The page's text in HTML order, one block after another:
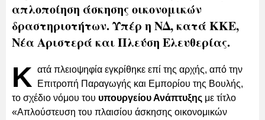
απλοποίηση άσκησης οικονομικών
δραστηριοτήτων. Υπέρ η ΝΔ, κατά ΚΚΕ,
Νέα Αριστερά και Πλεύση Ελευθερίας.
Κ ατά πλειοψηφία εγκρίθηκε επί της αρχής, από την
Επιτροπή Παραγωγής και Εμπορίου της Βουλής,
το σχέδιο νόμου του υπουργείου Ανάπτυξης με τίτλο
«Απλούστευση του πλαισίου άσκησης οικονομικών